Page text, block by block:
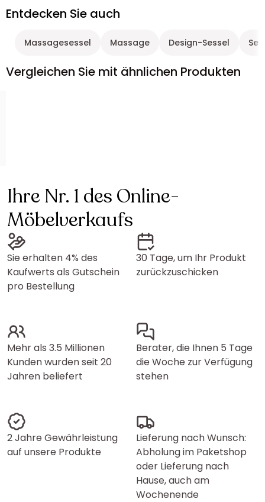
Entdecken Sie auch
Massagesessel Massage Design-Sessel
Vergleichen Sie mit ähnlichen Produkten
Ihre Nr. 1 des Online-
Möbelverkaufs
Sie erhalten 4% des
Kaufwerts als Gutschein
pro Bestellung
30 Tage, um Ihr Produkt
zurückzuschicken
Mehr als 3.5 Millionen
Kunden wurden seit 20
Jahren beliefert
Berater, die Ihnen 5 Tage
die Woche zur Verfügung
stehen
2 Jahre Gewährleistung
auf unsere Produkte
Lieferung nach Wunsch:
Abholung im Paketshop
oder Lieferung nach
Hause, auch am
Wochenende